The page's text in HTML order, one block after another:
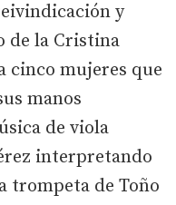
y
de la Cristina
cinco mujeres que
manos
de viola
interpretando
trompeta de Toño